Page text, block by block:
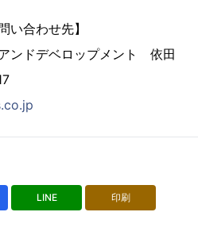
い合わせ先】
ンドデベロップメント 依田
LINE 印刷